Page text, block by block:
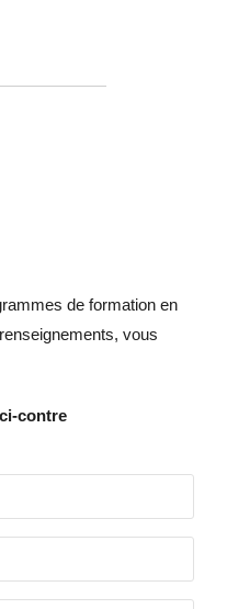
de formation en
vous
contre